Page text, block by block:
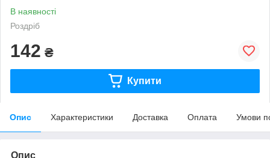
В наявності
Роздріб
142 ₴
Купити
Опис Характеристики Доставка Оплата Умови
Опис